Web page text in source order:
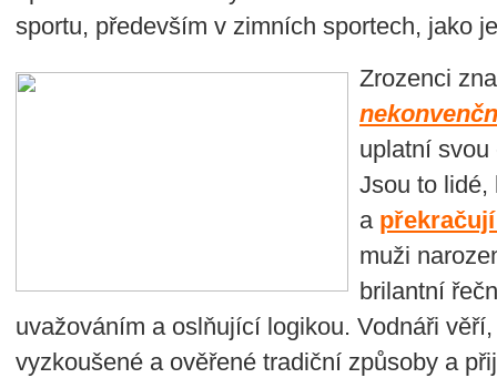
sportu, především v zimních sportech, jako
Zrozenci
uplatní svou
Jsou to lidé,
a
muži
brilantní
uvažováním a oslňující logikou. Vodnáři
vyzkoušené a ověřené tradiční způsoby a